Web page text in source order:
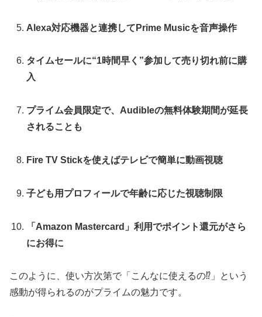
Alexa対応機器と連携してPrime Musicを音声操作
タイムセールに“1時間早く”参加して売り切れ前に購
入
プライム会員限定で、Audibleの無料体験期間が延長
されることも
Fire TV Stickを使えばテレビで簡単に動画視聴
子ども用プロフィールで年齢に応じた視聴制限
「Amazon Mastercard」利用でポイント還元がさら
にお得に
このように、使い方次第で「こんなに使えるの⁉」という
感動が得られるのがプライムの魅力です。